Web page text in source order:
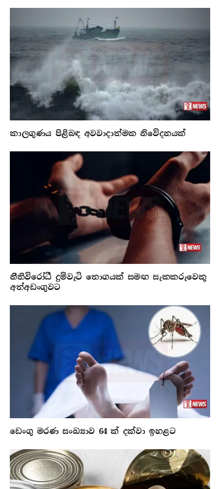
කාලගුණය පිළිබඳ අවවාදාත්මක නිවේදනයක්
නීතිවිරෝධී දුම්වැටි තොගයක් සමඟ සැකකරුවෙකු
අත්අඩංගුවට
ඩෙංගු මරණ සංඛ්‍යාව 64 ක් දක්වා ඉහළට